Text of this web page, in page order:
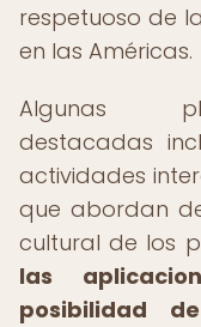
respetuoso de
en las Américas.
Algunas
destacadas
actividades
que abordan
cultural de los
las
posibilidad